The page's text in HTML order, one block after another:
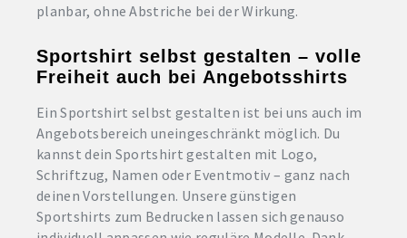
planbar, ohne Abstriche bei der Wirkung.
Sportshirt selbst gestalten – volle
Freiheit auch bei Angebotsshirts
Ein Sportshirt selbst gestalten ist bei uns auch im
Angebotsbereich uneingeschränkt möglich. Du
kannst dein Sportshirt gestalten mit Logo,
Schriftzug, Namen oder Eventmotiv – ganz nach
deinen Vorstellungen. Unsere günstigen
Sportshirts zum Bedrucken lassen sich genauso